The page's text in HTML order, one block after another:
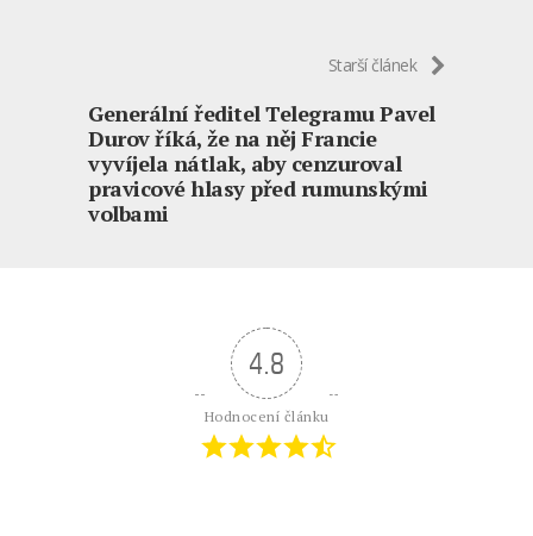
Starší článek
Generální ředitel Telegramu Pavel
Durov říká, že na něj Francie
vyvíjela nátlak, aby cenzuroval
pravicové hlasy před rumunskými
volbami
4.8
Hodnocení článku